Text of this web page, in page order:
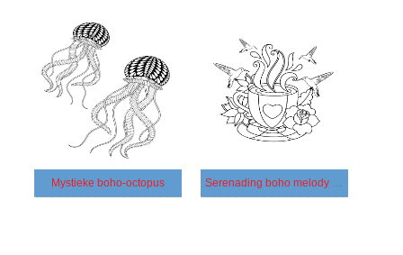
Mystieke boho-octopus Serenading boho melody cup vogel